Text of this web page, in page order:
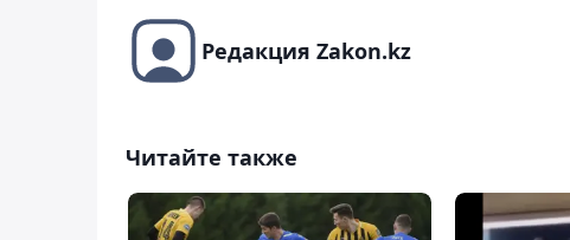
Редакция Zakon.kz
Читайте также